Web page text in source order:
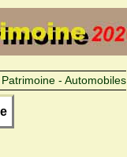
- Automobiles